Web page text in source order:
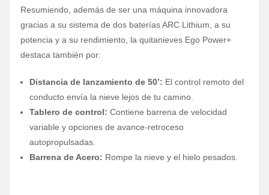
Resumiendo, además de ser una máquina innovadora
gracias a su sistema de dos baterías ARC Lithium, a su
potencia y a su rendimiento, la quitanieves Ego Power+
destaca también por:
Distancia de lanzamiento de 50’: El control remoto del
conducto envía la nieve lejos de tu camino.
Tablero de control: Contiene barrena de velocidad
variable y opciones de avance-retroceso
autopropulsadas.
Barrena de Acero: Rompe la nieve y el hielo pesados.